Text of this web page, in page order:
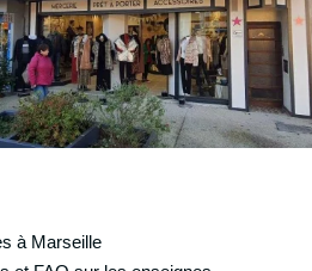
à Marseille